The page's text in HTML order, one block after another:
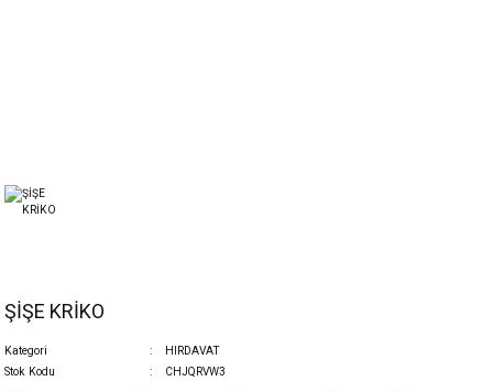
ŞİŞE KRİKO
Kategori
HIRDAVAT
Stok Kodu
CHJQRVW3